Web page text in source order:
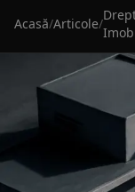
Acasă/Articole/